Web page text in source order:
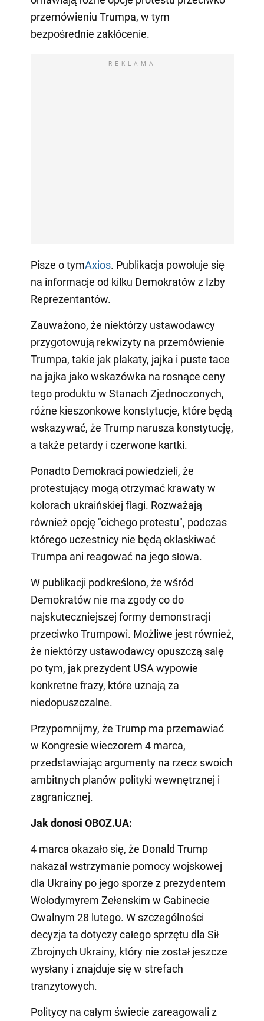
przemówieniu Trumpa, w tym
bezpośrednie zakłócenie.
REKLAMA
Pisze o tymAxios. Publikacja powołuje się
na informacje od kilku Demokratów z Izby
Reprezentantów.
Zauważono, że niektórzy ustawodawcy
przygotowują rekwizyty na przemówienie
Trumpa, takie jak plakaty, jajka i puste tace
na jajka jako wskazówka na rosnące ceny
tego produktu w Stanach Zjednoczonych,
różne kieszonkowe konstytucje, które będą
wskazywać, że Trump narusza konstytucję,
a także petardy i czerwone kartki.
Ponadto Demokraci powiedzieli, że
protestujący mogą otrzymać krawaty w
kolorach ukraińskiej flagi. Rozważają
również opcję "cichego protestu", podczas
którego uczestnicy nie będą oklaskiwać
Trumpa ani reagować na jego słowa.
W publikacji podkreślono, że wśród
Demokratów nie ma zgody co do
najskuteczniejszej formy demonstracji
przeciwko Trumpowi. Możliwe jest również,
że niektórzy ustawodawcy opuszczą salę
po tym, jak prezydent USA wypowie
konkretne frazy, które uznają za
niedopuszczalne.
Przypomnijmy, że Trump ma przemawiać
w Kongresie wieczorem 4 marca,
przedstawiając argumenty na rzecz swoich
ambitnych planów polityki wewnętrznej i
zagranicznej.
Jak donosi OBOZ.UA:
4 marca okazało się, że Donald Trump
nakazał wstrzymanie pomocy wojskowej
dla Ukrainy po jego sporze z prezydentem
Wołodymyrem Zełenskim w Gabinecie
Owalnym 28 lutego. W szczególności
decyzja ta dotyczy całego sprzętu dla Sił
Zbrojnych Ukrainy, który nie został jeszcze
wysłany i znajduje się w strefach
tranzytowych.
Politycy na całym świecie zareagowali z